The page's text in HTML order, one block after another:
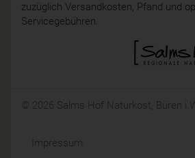
zuzüglich Versandkosten, Pfand und
Servicegebühren.
© 2026 Salms Hof Naturkost, Büren
Impressum